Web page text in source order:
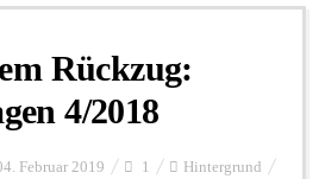
Rückzug:
4/2018
Februar 2019 1 Hintergrund